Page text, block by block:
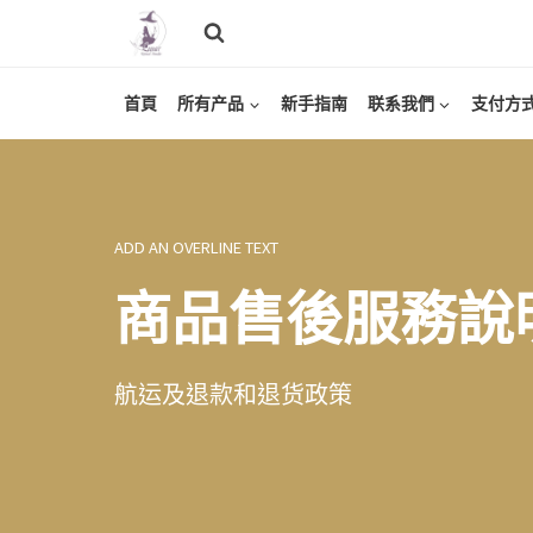
首頁 所有产品 新手指南 联系我們 支付方
ADD AN OVERLINE TEXT
商品售後服務說
航运及退款和退货政策